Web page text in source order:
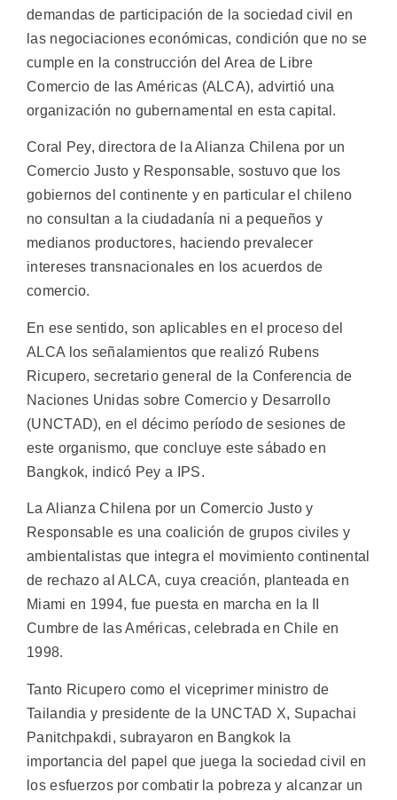
demandas de participación de la sociedad civil en
las negociaciones económicas, condición que no se
cumple en la construcción del Area de Libre
Comercio de las Américas (ALCA), advirtió una
organización no gubernamental en esta capital.
Coral Pey, directora de la Alianza Chilena por un
Comercio Justo y Responsable, sostuvo que los
gobiernos del continente y en particular el chileno
no consultan a la ciudadanía ni a pequeños y
medianos productores, haciendo prevalecer
intereses transnacionales en los acuerdos de
comercio.
En ese sentido, son aplicables en el proceso del
ALCA los señalamientos que realizó Rubens
Ricupero, secretario general de la Conferencia de
Naciones Unidas sobre Comercio y Desarrollo
(UNCTAD), en el décimo período de sesiones de
este organismo, que concluye este sábado en
Bangkok, indicó Pey a IPS.
La Alianza Chilena por un Comercio Justo y
Responsable es una coalición de grupos civiles y
ambientalistas que integra el movimiento continental
de rechazo al ALCA, cuya creación, planteada en
Miami en 1994, fue puesta en marcha en la II
Cumbre de las Américas, celebrada en Chile en
1998.
Tanto Ricupero como el viceprimer ministro de
Tailandia y presidente de la UNCTAD X, Supachai
Panitchpakdi, subrayaron en Bangkok la
importancia del papel que juega la sociedad civil en
los esfuerzos por combatir la pobreza y alcanzar un